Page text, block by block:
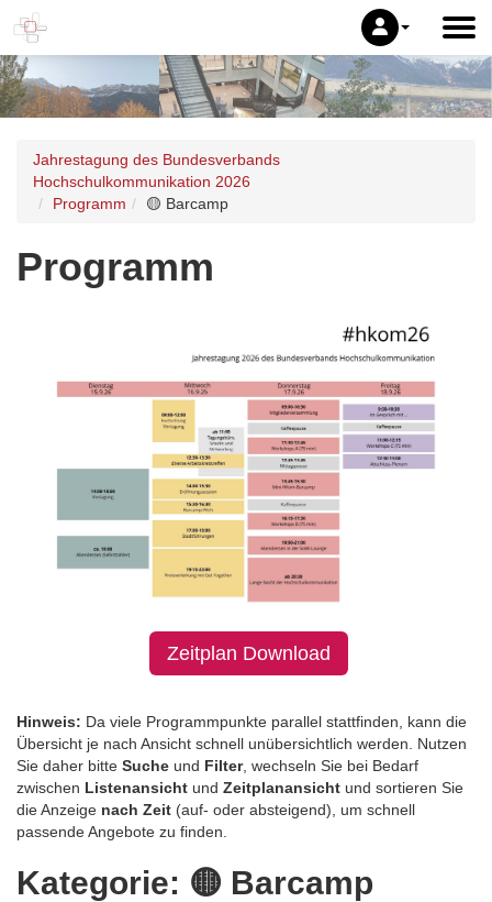
Jahrestagung des Bundesverbands
Hochschulkommunikation 2026
Programm
🟡 Barcamp
Programm
Zeitplan Download
Hinweis: Da viele Programmpunkte parallel stattfinden, kann die
Übersicht je nach Ansicht schnell unübersichtlich werden. Nutzen
Sie daher bitte Suche und Filter, wechseln Sie bei Bedarf
zwischen Listenansicht und Zeitplanansicht und sortieren Sie
die Anzeige nach Zeit (auf- oder absteigend), um schnell
passende Angebote zu finden.
Kategorie: 🟡 Barcamp